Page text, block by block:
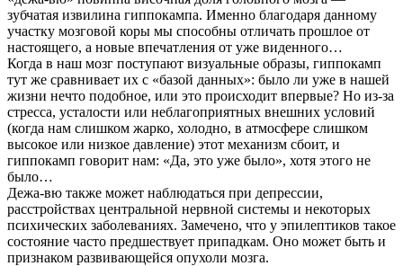
зубчатая извилина гиппокампа. Именно благодаря данному
участку мозговой коры мы способны отличать прошлое от
настоящего, а новые впечатления от уже виденного…
Когда в наш мозг поступают визуальные образы, гиппокамп
тут же сравнивает их с «базой данных»: было ли уже в нашей
жизни нечто подобное, или это происходит впервые? Но из-за
стресса, усталости или неблагоприятных внешних условий
(когда нам слишком жарко, холодно, в атмосфере слишком
высокое или низкое давление) этот механизм сбоит, и
гиппокамп говорит нам: «Да, это уже было», хотя этого не
было…
Дежа-вю также может наблюдаться при депрессии,
расстройствах центральной нервной системы и некоторых
психических заболеваниях. Замечено, что у эпилептиков такое
состояние часто предшествует припадкам. Оно может быть и
признаком развивающейся опухоли мозга.